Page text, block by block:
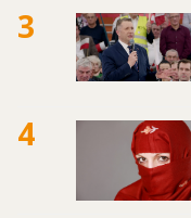
3
4